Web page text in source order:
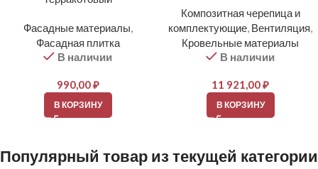
Фасадные материалы,
Фасадная плитка
В наличии
990,00₽
В КОРЗИНУ
Композитная черепица и
комплектующие, Вентиляция,
Кровельные материалы
В наличии
11 921,00₽
В КОРЗИНУ
Популярный товар из текущей категории